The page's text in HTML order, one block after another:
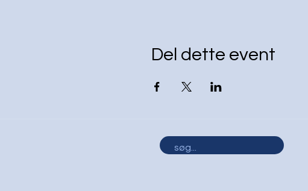
Del dette event